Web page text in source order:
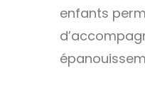
enfants